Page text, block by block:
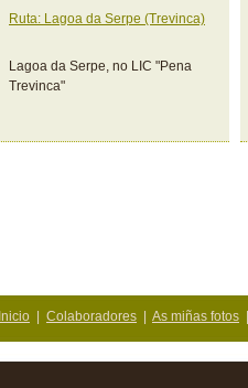
Ruta: Lagoa da Serpe (Trevinca)
Lagoa da Serpe, no LIC "Pena
Trevinca"
Inicio Colaboradores As miñas fotos